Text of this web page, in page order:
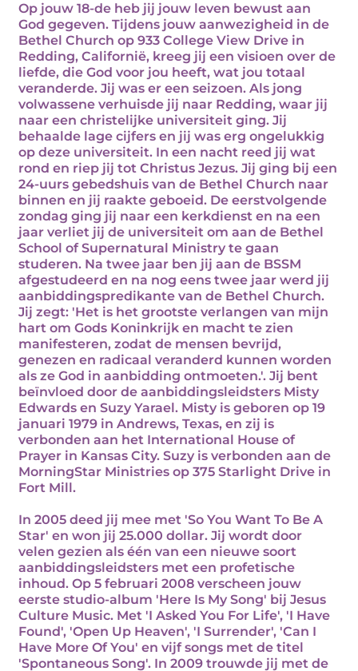
Op jouw 18-de heb jij jouw leven bewust aan
God gegeven. Tijdens jouw aanwezigheid in de
Bethel Church op 933 College View Drive in
Redding, Californië, kreeg jij een visioen over de
liefde, die God voor jou heeft, wat jou totaal
veranderde. Jij was er een seizoen. Als jong
volwassene verhuisde jij naar Redding, waar jij
naar een christelijke universiteit ging. Jij
behaalde lage cijfers en jij was erg ongelukkig
op deze universiteit. In een nacht reed jij wat
rond en riep jij tot Christus Jezus. Jij ging bij een
24-uurs gebedshuis van de Bethel Church naar
binnen en jij raakte geboeid. De eerstvolgende
zondag ging jij naar een kerkdienst en na een
jaar verliet jij de universiteit om aan de Bethel
School of Supernatural Ministry te gaan
studeren. Na twee jaar ben jij aan de BSSM
afgestudeerd en na nog eens twee jaar werd jij
aanbiddingspredikante van de Bethel Church.
Jij zegt: 'Het is het grootste verlangen van mijn
hart om Gods Koninkrijk en macht te zien
manifesteren, zodat de mensen bevrijd,
genezen en radicaal veranderd kunnen worden
als ze God in aanbidding ontmoeten.'. Jij bent
beïnvloed door de aanbiddingsleidsters Misty
Edwards en Suzy Yarael. Misty is geboren op 19
januari 1979 in Andrews, Texas, en zij is
verbonden aan het International House of
Prayer in Kansas City. Suzy is verbonden aan de
MorningStar Ministries op 375 Starlight Drive in
Fort Mill.
In 2005 deed jij mee met 'So You Want To Be A
Star' en won jij 25.000 dollar. Jij wordt door
velen gezien als één van een nieuwe soort
aanbiddingsleidsters met een profetische
inhoud. Op 5 februari 2008 verscheen jouw
eerste studio-album 'Here Is My Song' bij Jesus
Culture Music. Met 'I Asked You For Life', 'I Have
Found', 'Open Up Heaven', 'I Surrender', 'Can I
Have More Of You' en vijf songs met de titel
'Spontaneous Song'. In 2009 trouwde jij met de